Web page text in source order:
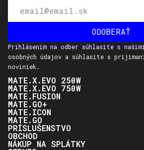
Prihlásením na odber súhlasíte s našimi
osobných údajov a súhlasíte s
noviniek.
MATE.X.EVO 250W
MATE.X.EVO 750W
MATE.FUSION
MATE.GO+
MATE.ICON
MATE.GO
PRÍSLUŠENSTVO
OBCHOD
NÁKUP NA SPLÁTKY